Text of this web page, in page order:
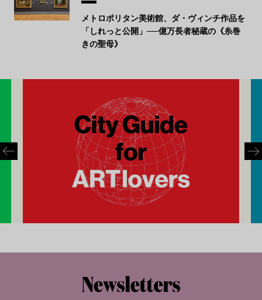
メトロポリタン美術館、ダ・ヴィンチ作品を
「しれっと公開」──億万長者秘蔵の《糸巻
きの聖母》